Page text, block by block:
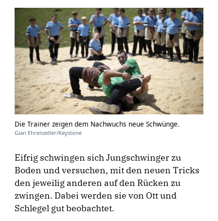
Die Trainer zeigen dem Nachwuchs neue Schwünge.
Gian Ehrenzeller/Keystone
Eifrig schwingen sich Jungschwinger zu
Boden und versuchen, mit den neuen Tricks
den jeweilig anderen auf den Rücken zu
zwingen. Dabei werden sie von Ott und
Schlegel gut beobachtet.